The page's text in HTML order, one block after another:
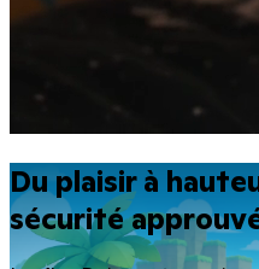
Du plaisir à
sécurité